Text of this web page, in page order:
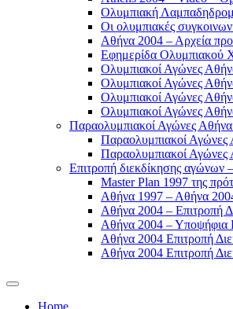
Ολυμπιακή
Οι ολυμπιακές
Αθήνα 2004 – Αρχεία
Εφημερίδα Ολυμπιακού
Ολυμπιακοί Αγώνες
Ολυμπιακοί Αγώνες
Ολυμπιακοί Αγώνες
Ολυμπιακοί Αγώνες
Παραολυμπιακοί Αγώνες
Παραολυμπιακοί
Παραολυμπιακοί Αγώνες
Επιτροπή διεκδίκησης αγώνων
Master Plan 1997 της
Αθήνα 1997 – Αθήνα
Αθήνα 2004 – Επιτροπή
Αθήνα 2004 – Υποψήφια
Αθήνα 2004 Επιτροπή
Αθήνα 2004 Επιτροπή
Home